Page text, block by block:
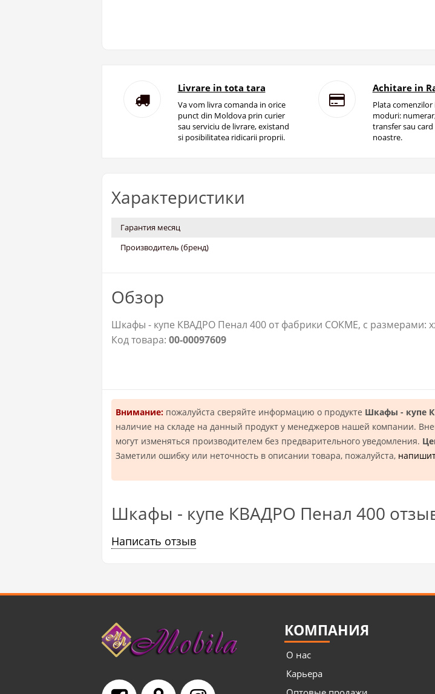
Livrare in tota tara
Va vom livra comanda in orice
punct din Moldova prin curier
sau serviciu de livrare, existand
si posibilitatea ridicarii proprii.
Achitare in
Plata comenzilor
moduri:
transfer sau
noastre.
Характеристики
Гарантия месяц
Производитель (бренд)
Обзор
Шкафы - купе КВАДРО Пенал 400 от фабрики СОКМЕ, с размерами:
Код товара: 00-00097609
Внимание: пожалуйста сверяйте информацию о продукте Шкафы - купе
наличие на складе на данный продукт у менеджеров нашей компании.
могут изменяться производителем без предварительного уведомления.
Заметили ошибку или неточность в описании товара, пожалуйста,
Шкафы - купе КВАДРО Пенал 400
Написать отзыв
КОМПАНИЯ
О нас
Карьера